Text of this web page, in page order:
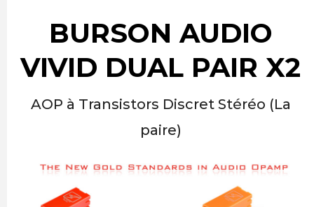
BURSON AUDIO
VIVID DUAL PAIR X2
AOP à Transistors Discret Stéréo (La
paire)